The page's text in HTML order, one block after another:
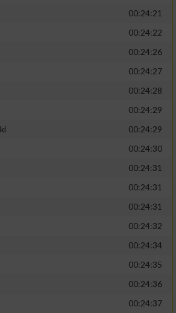
00:24:21
00:24:22
00:24:26
00:24:27
00:24:28
00:24:29
00:24:29
00:24:30
00:24:31
00:24:31
00:24:31
00:24:32
00:24:34
00:24:35
00:24:36
00:24:37